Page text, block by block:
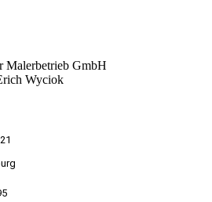
Malerbetrieb GmbH
Wyciok
Nol 21